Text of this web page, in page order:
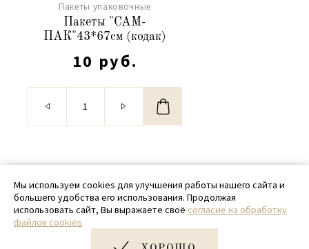
Пакеты упаковочные
Пакеты "САМ-
ПАК"43*67см (кодак)
10 руб.
© 2020 - 2026 SamPack
+ 7 (918) 699-97-87
zakaz@sampack.store
Мы используем cookies для улучшения работы нашего сайта и
большего удобства его использования. Продолжая
использовать сайт, Вы выражаете своё согласие на обработку
файлов cookies